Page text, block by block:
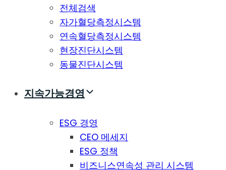
전체검색
자가혈당측정시스템
연속혈당측정시스템
현장진단시스템
동물진단시스템
지속가능경영
ESG 경영
CEO 메세지
ESG 정책
비즈니스연속성 관리 시스템